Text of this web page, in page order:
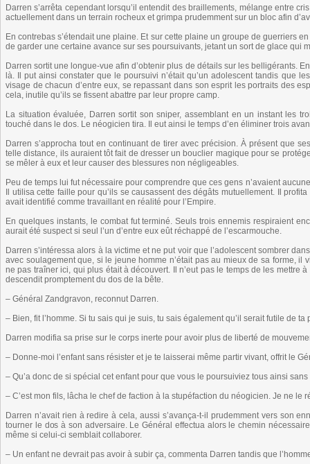
Darren s’arrêta cependant lorsqu’il entendit des braillements, mélange entre
actuellement dans un terrain rocheux et grimpa prudemment sur un bloc afin
En contrebas s’étendait une plaine. Et sur cette plaine un groupe de guerriers
de garder une certaine avance sur ses poursuivants, jetant un sort de glace qui
Darren sortit une longue-vue afin d’obtenir plus de détails sur les belligérants.
là. Il put ainsi constater que le poursuivi n’était qu’un adolescent tandis que
visage de chacun d’entre eux, se repassant dans son esprit les portraits des
cela, inutile qu’ils se fissent abattre par leur propre camp.
La situation évaluée, Darren sortit son sniper, assemblant en un instant les
touché dans le dos. Le néogicien tira. Il eut ainsi le temps d’en éliminer trois
Darren s’approcha tout en continuant de tirer avec précision. À présent que
telle distance, ils auraient tôt fait de dresser un bouclier magique pour se
se mêler à eux et leur causer des blessures non négligeables.
Peu de temps lui fut nécessaire pour comprendre que ces gens n’avaient
Il utilisa cette faille pour qu’ils se causassent des dégâts mutuellement. Il
avait identifié comme travaillant en réalité pour l’Empire.
En quelques instants, le combat fut terminé. Seuls trois ennemis respiraient
aurait été suspect si seul l’un d’entre eux eût réchappé de l’escarmouche.
Darren s’intéressa alors à la victime et ne put voir que l’adolescent sombrer
avec soulagement que, si le jeune homme n’était pas au mieux de sa forme, il
ne pas traîner ici, qui plus était à découvert. Il n’eut pas le temps de les mettre
descendit promptement du dos de la bête.
– Général Zandgravon, reconnut Darren.
– Bien, fit l’homme. Si tu sais qui je suis, tu sais également qu’il serait futile de ta
Darren modifia sa prise sur le corps inerte pour avoir plus de liberté de
– Donne-moi l’enfant sans résister et je te laisserai même partir vivant, offrit le
– Qu’a donc de si spécial cet enfant pour que vous le poursuiviez tous ainsi
– C’est mon fils, lâcha le chef de faction à la stupéfaction du néogicien. Je ne le
Darren n’avait rien à redire à cela, aussi s’avança-t-il prudemment vers son
tourner le dos à son adversaire. Le Général effectua alors le chemin
même si celui-ci semblait collaborer.
– Un enfant ne devrait pas avoir à subir ça, commenta Darren tandis que